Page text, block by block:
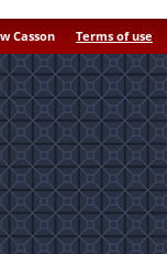
Casson Terms of use